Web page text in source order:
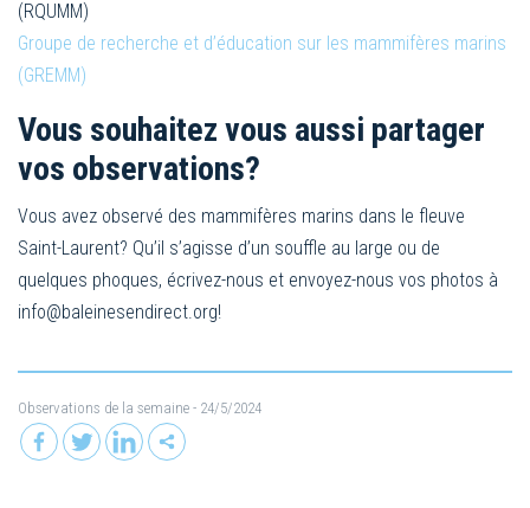
(RQUMM)
Groupe de recherche et d’éducation sur les mammifères marins
(GREMM)
Vous souhaitez vous aussi partager
vos observations?
Vous avez observé des mammifères marins dans le fleuve
Saint-Laurent? Qu’il s’agisse d’un souffle au large ou de
quelques phoques, écrivez-nous et envoyez-nous vos photos à
info@baleinesendirect.org!
Observations de la semaine - 24/5/2024